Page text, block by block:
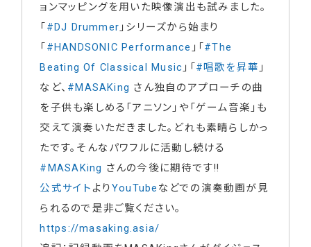
ョンマッピングを用いた映像演出も試みました。
「 #DJ Drummer 」シリーズから始まり
「 #HANDSONIC Performance 」「 #The
Beating Of Classical Music 」「 #唱歌を昇華 」
など、 #MASAKing さん独自のアプローチの曲
を子供も楽しめる「アニソン」や「ゲーム音楽」も
交えて演奏いただきました。どれも素晴らしかっ
たです。そんなパワフルに活動し続ける
#MASAKing さんの今後に期待です!!
公式サイトよりYouTube などでの演奏動画が見
られるので是非ご覧ください。
https://masaking.asia/